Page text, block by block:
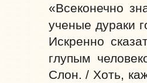
«Всеконечно
ученые дураки
Искренно
глупым
Слон. / Хоть,